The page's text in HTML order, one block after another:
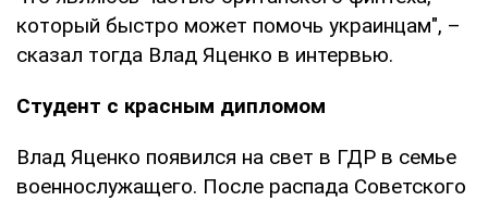
который быстро может помочь украинцам", –
сказал тогда Влад Яценко в интервью.
Студент с красным дипломом
Влад Яценко появился на свет в ГДР в семье
военнослужащего. После распада Советского